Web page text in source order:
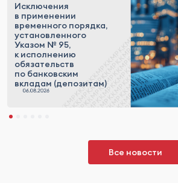
Исключения
в применении
временного порядка,
установленного
Указом № 95,
к исполнению
обязательств
по банковским
вкладам (депозитам)
Все новости